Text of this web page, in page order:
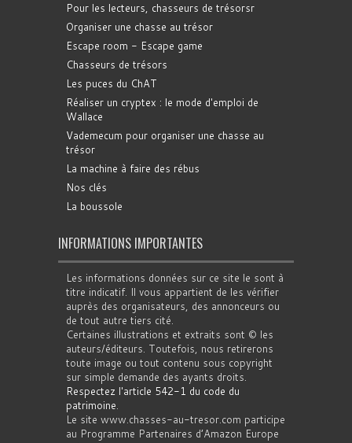
Pour les lecteurs, chasseurs de trésorsr
Organiser une chasse au trésor
Escape room - Escape game
Chasseurs de trésors
Les puces du ChAT
Réaliser un cryptex : le mode d'emploi de
Wallace
Vademecum pour organiser une chasse au
trésor
La machine à faire des rébus
Nos clés
La boussole
INFORMATIONS IMPORTANTES
Les informations données sur ce site le sont à
titre indicatif. Il vous appartient de les vérifier
auprès des organisateurs, des annonceurs ou
de tout autre tiers cité.
Certaines illustrations et extraits sont © les
auteurs/éditeurs. Toutefois, nous retirerons
toute image ou tout contenu sous copyright
sur simple demande des ayants droits.
Respectez l'article 542-1 du code du
patrimoine.
Le site www.chasses-au-tresor.com participe
au Programme Partenaires d’Amazon Europe